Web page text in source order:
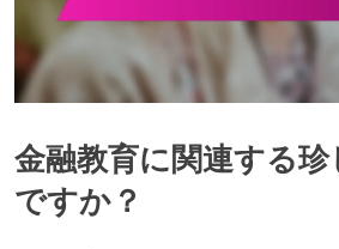
金融教育に関連する
ですか？